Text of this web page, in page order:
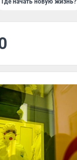
Где начать новую жизнь?